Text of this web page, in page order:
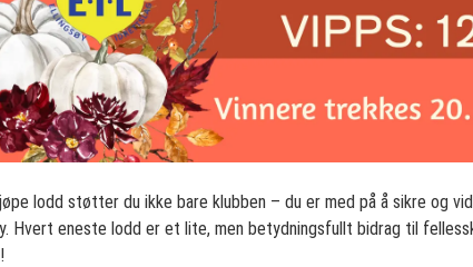
lodd støtter du ikke bare klubben – du er med på å sikre og
Hvert eneste lodd er et lite, men betydningsfullt bidrag til